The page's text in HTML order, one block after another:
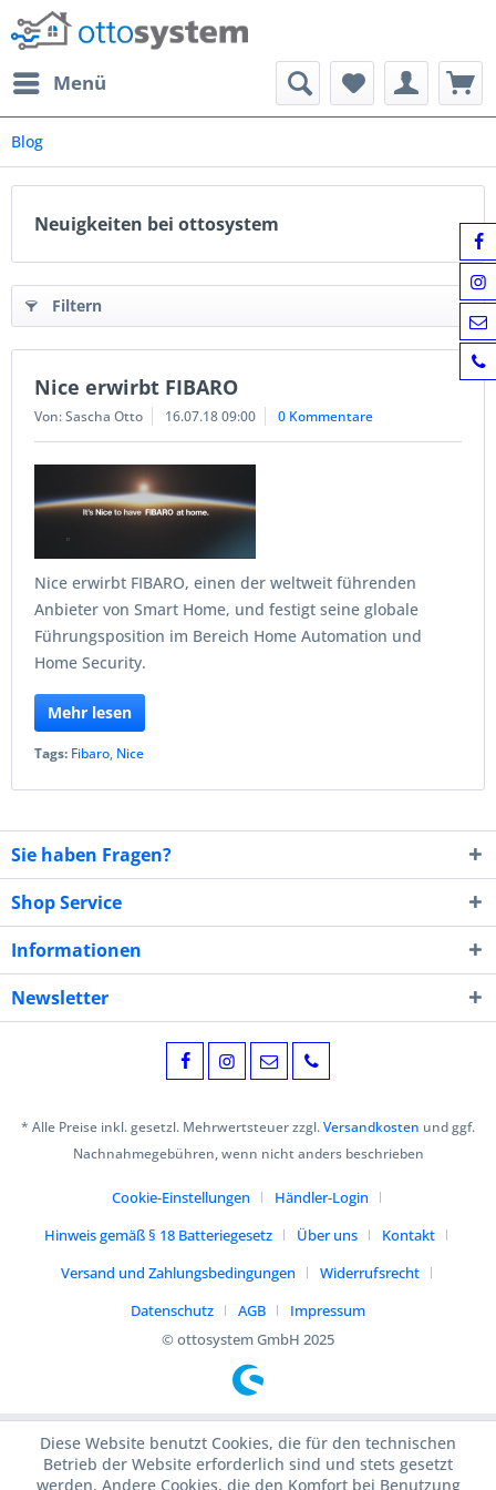
Menü
Blog
Neuigkeiten bei ottosystem
Filtern
Nice erwirbt FIBARO
Von: Sascha Otto 16.07.18 09:00 0 Kommentare
Nice erwirbt FIBARO, einen der weltweit führenden
Anbieter von Smart Home, und festigt seine globale
Führungsposition im Bereich Home Automation und
Home Security.
Mehr lesen
Tags: Fibaro, Nice
Sie haben Fragen?
Shop Service
Informationen
Newsletter
* Alle Preise inkl. gesetzl. Mehrwertsteuer zzgl.Versandkosten und ggf.
Nachnahmegebühren, wenn nicht anders beschrieben
Cookie-Einstellungen
Händler-Login
Hinweis gemäß § 18 Batteriegesetz
Über uns
Kontakt
Versand und Zahlungsbedingungen
Widerrufsrecht
Datenschutz
AGB
Impressum
© ottosystem GmbH 2025
Diese Website benutzt Cookies, die für den technischen
Betrieb der Website erforderlich sind und stets gesetzt
werden. Andere Cookies, die den Komfort bei Benutzung